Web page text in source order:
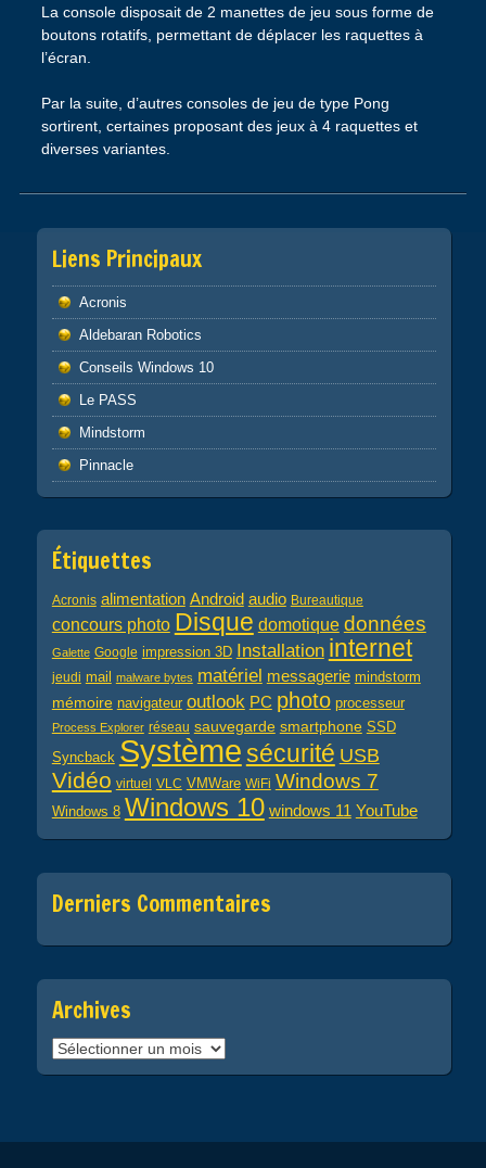
La console disposait de 2 manettes de jeu sous forme de
boutons rotatifs, permettant de déplacer les raquettes à
l’écran.
Par la suite, d’autres consoles de jeu de type Pong
sortirent, certaines proposant des jeux à 4 raquettes et
diverses variantes.
Liens Principaux
Acronis
Aldebaran Robotics
Conseils Windows 10
Le PASS
Mindstorm
Pinnacle
Étiquettes
Acronis alimentation Android audio Bureautique
concours photo Disque domotique données
Galette Google impression 3D Installation internet
jeudi mail malware bytes matériel messagerie mindstorm
mémoire navigateur outlook PC photo processeur
Process Explorer réseau sauvegarde smartphone SSD
Syncback Systèmesécurité USB
Vidéo virtuel VLC VMWare WiFi Windows 7
Windows 8 Windows 10 windows 11 YouTube
Derniers Commentaires
Archives
Archives